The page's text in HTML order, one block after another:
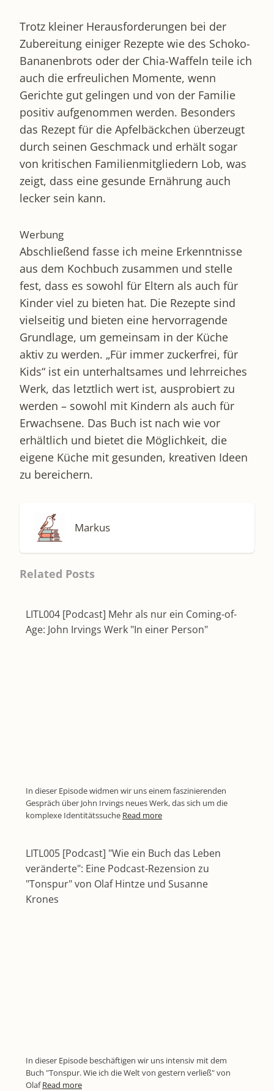
Trotz kleiner Herausforderungen bei der
Zubereitung einiger Rezepte wie des Schoko-
Bananenbrots oder der Chia-Waffeln teile ich
auch die erfreulichen Momente, wenn
Gerichte gut gelingen und von der Familie
positiv aufgenommen werden. Besonders
das Rezept für die Apfelbäckchen überzeugt
durch seinen Geschmack und erhält sogar
von kritischen Familienmitgliedern Lob, was
zeigt, dass eine gesunde Ernährung auch
lecker sein kann.
Werbung
Abschließend fasse ich meine Erkenntnisse
aus dem Kochbuch zusammen und stelle
fest, dass es sowohl für Eltern als auch für
Kinder viel zu bieten hat. Die Rezepte sind
vielseitig und bieten eine hervorragende
Grundlage, um gemeinsam in der Küche
aktiv zu werden. „Für immer zuckerfrei, für
Kids“ ist ein unterhaltsames und lehrreiches
Werk, das letztlich wert ist, ausprobiert zu
werden – sowohl mit Kindern als auch für
Erwachsene. Das Buch ist nach wie vor
erhältlich und bietet die Möglichkeit, die
eigene Küche mit gesunden, kreativen Ideen
zu bereichern.
Markus
Related Posts
LITL004 [Podcast] Mehr als nur ein Coming-of-
Age: John Irvings Werk "In einer Person"
In dieser Episode widmen wir uns einem faszinierenden
Gespräch über John Irvings neues Werk, das sich um die
komplexe Identitätssuche Read more
LITL005 [Podcast] "Wie ein Buch das Leben
veränderte": Eine Podcast-Rezension zu
"Tonspur" von Olaf Hintze und Susanne
Krones
In dieser Episode beschäftigen wir uns intensiv mit dem
Buch "Tonspur. Wie ich die Welt von gestern verließ" von
OlafRead more